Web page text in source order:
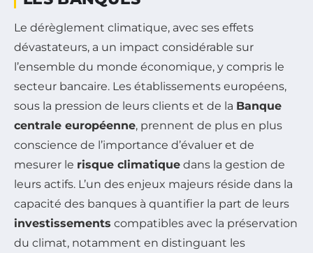
Le dérèglement climatique, avec ses effets
dévastateurs, a un impact considérable sur
l’ensemble du monde économique, y compris le
secteur bancaire. Les établissements européens,
sous la pression de leurs clients et de la Banque
centrale européenne, prennent de plus en plus
conscience de l’importance d’évaluer et de
mesurer le risque climatique dans la gestion de
leurs actifs. L’un des enjeux majeurs réside dans la
capacité des banques à quantifier la part de leurs
investissements compatibles avec la préservation
du climat, notamment en distinguant les